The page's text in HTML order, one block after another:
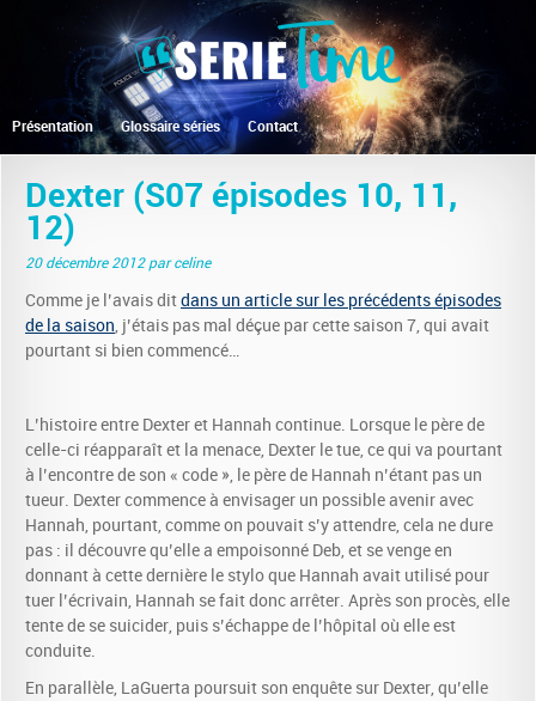
Présentation Glossaire séries Contact
Dexter (S07 épisodes 10, 11,
12)
20 décembre 2012par celine
Comme je l’avais ditdans un article sur les précédents épisodes
de la saison, j’étais pas mal déçue par cette saison 7, qui avait
pourtant si bien commencé…
L’histoire entre Dexter et Hannah continue. Lorsque le père de
celle-ci réapparaît et la menace, Dexter le tue, ce qui va pourtant
à l’encontre de son « code », le père de Hannah n’étant pas un
tueur. Dexter commence à envisager un possible avenir avec
Hannah, pourtant, comme on pouvait s’y attendre, cela ne dure
pas : il découvre qu’elle a empoisonné Deb, et se venge en
donnant à cette dernière le stylo que Hannah avait utilisé pour
tuer l’écrivain, Hannah se fait donc arrêter. Après son procès, elle
tente de se suicider, puis s’échappe de l’hôpital où elle est
conduite.
En parallèle, LaGuerta poursuit son enquête sur Dexter, qu’elle